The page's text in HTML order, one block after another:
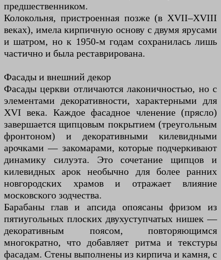
предшественником.
Колокольня, пристроенная позже (в XVII–XVIII
веках), имела кирпичную основу с двумя ярусами
и шатром, но к 1950-м годам сохранилась лишь
частично и была реставрирована.
Фасады и внешний декор
Фасады церкви отличаются лаконичностью, но с
элементами декоративности, характерными для
XVI века. Каждое фасадное членение (прясло)
завершается щипцовым покрытием (треугольным
фронтоном) и декоративными килевидными
арочками — закомарами, которые подчеркивают
динамику силуэта. Это сочетание щипцов и
килевидных арок необычно для более ранних
новгородских храмов и отражает влияние
московского зодчества.
Барабаны глав и апсида опоясаны фризом из
пятиугольных плоских двухуступчатых нишек —
декоративным поясом, повторяющимся
многократно, что добавляет ритма и текстуры
фасадам. Стены выполнены из кирпича и камня, с